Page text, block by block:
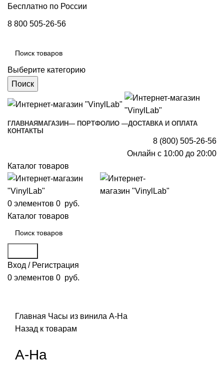
Бесплатно по России
8 800 505-26-56
Выберите категорию
Поиск
ГЛАВНАЯ МАГАЗИН— ПОРТФОЛИО —ДОСТАВКА И ОПЛАТА
КОНТАКТЫ
8 (800) 505-26-56
Онлайн с 10:00 до 20:00
Каталог товаров
0 элементов 0 руб.
Каталог товаров
Вход / Регистрация
0 элементов 0 руб.
Главная Часы из винила A-Ha
Назад к товарам
A-Ha